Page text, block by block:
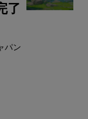
了
パン